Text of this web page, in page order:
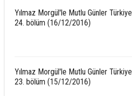
Yılmaz Morgül'le Mutlu Günler Türkiye
24. bölüm (16/12/2016)
Yılmaz Morgül'le Mutlu Günler Türkiye
23. bölüm (15/12/2016)